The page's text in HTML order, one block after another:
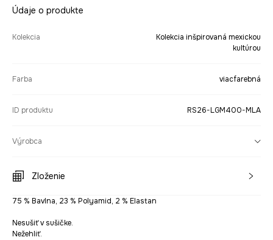
Údaje o produkte
Kolekcia
Kolekcia inšpirovaná mexickou
kultúrou
Farba viacfarebná
ID produktu RS26-LGM400-MLA
Výrobca
Zloženie
75 % Bavlna, 23 % Polyamid, 2 % Elastan
Nesušiť v sušičke.
Nežehliť.